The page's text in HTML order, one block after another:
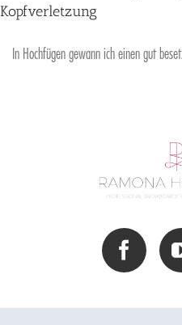
Kopfverletzung
In Hochfügen gewann ich einen gut